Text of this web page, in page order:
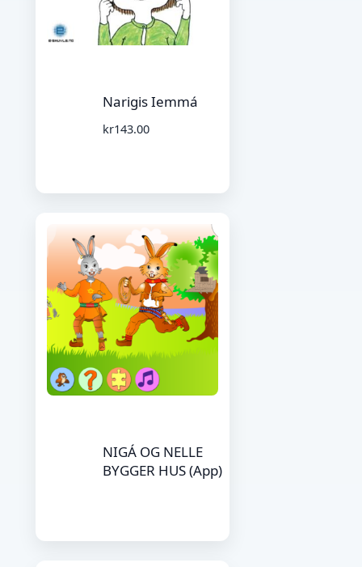
Narigis Iemmá
kr143.00
NIGÁ OG NELLE
BYGGER HUS (App)